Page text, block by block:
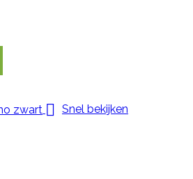
 Snel bekijken